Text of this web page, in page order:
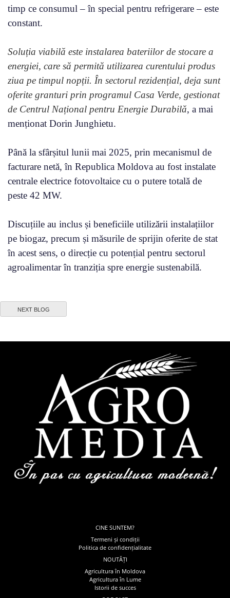
timp ce consumul – în special pentru refrigerare – este
constant.
Soluția viabilă este instalarea bateriilor de stocare a
energiei, care să permită utilizarea curentului produs
ziua pe timpul nopții. În sectorul rezidențial, deja sunt
oferite granturi prin programul Casa Verde, gestionat
de Centrul Național pentru Energie Durabilă, a mai
menționat Dorin Junghietu.
Până la sfârșitul lunii mai 2025, prin mecanismul de
facturare netă, în Republica Moldova au fost instalate
centrale electrice fotovoltaice cu o putere totală de
peste 42 MW.
Discuțiile au inclus și beneficiile utilizării instalațiilor
pe biogaz, precum și măsurile de sprijin oferite de stat
în acest sens, o direcție cu potențial pentru sectorul
agroalimentar în tranziția spre energie sustenabilă.
NEXT BLOG
CINE SUNTEM?
Termeni și condiții
Politica de confidențialitate
NOUTĂȚI
Agricultura în Moldova
Agricultura în Lume
Istorii de succes